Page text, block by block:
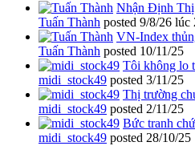
Nhận Định Thị
Tuấn Thành posted 9/8/26 lúc
VN-Index
Tuấn Thành posted 10/11/25
Tôi không lo
midi_stock49 posted 3/11/25
Thị trường
midi_stock49 posted 2/11/25
Bức tranh
midi_stock49 posted 28/10/25